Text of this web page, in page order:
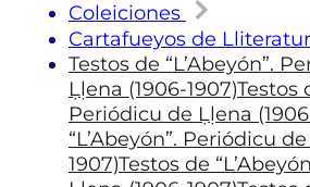
Coleiciones
Cartafueyos de
Testos de “L’Abeyón”.
Ḷḷena (1906-1907)Testos
Periódicu de Ḷḷena
“L’Abeyón”. Periódicu
1907)Testos de